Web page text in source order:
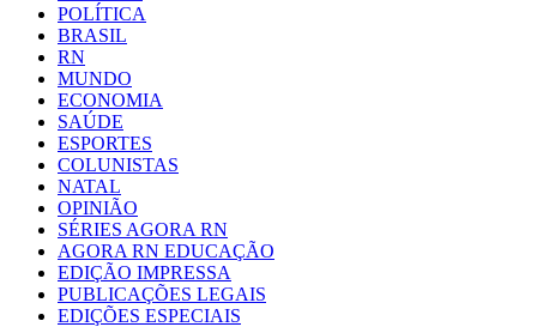
POLÍTICA
BRASIL
RN
MUNDO
ECONOMIA
SAÚDE
ESPORTES
COLUNISTAS
NATAL
OPINIÃO
SÉRIES AGORA RN
AGORA RN EDUCAÇÃO
EDIÇÃO IMPRESSA
PUBLICAÇÕES LEGAIS
EDIÇÕES ESPECIAIS